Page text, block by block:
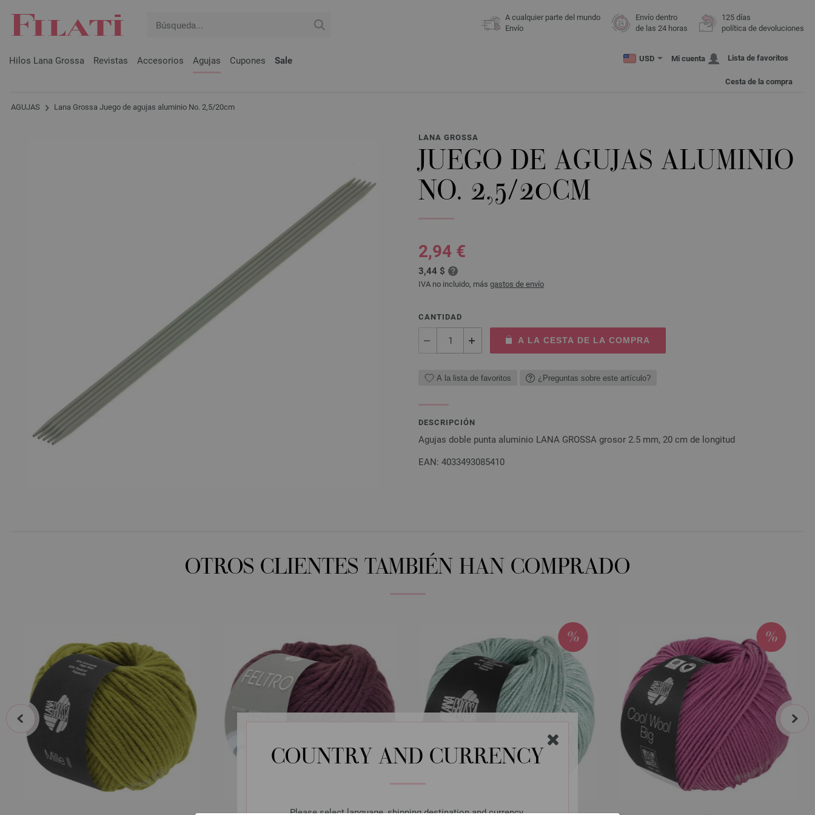
COUNTRY AND CURRENCY
Please select language, shipping destination and currency.
A cualquier parte del mundo
Envío
Envío dentro
de las 24 horas
125 días
política de devoluciones
Hilos Lana Grossa Revistas Accesorios Agujas Cupones Sale USD Mi cuenta Lista de favoritos
Cesta de la compra
AGUJAS Lana Grossa Juego de agujas aluminio No. 2,5/20cm
LANA GROSSA
JUEGO DE AGUJAS ALUMINIO
NO. 2,5/20CM
2,94 €
3,44 $
IVA no incluido, más gastos de envío
CANTIDAD
A LA CESTA DE LA COMPRA
A la lista de favoritos ¿Preguntas sobre este artículo?
DESCRIPCIÓN
Agujas doble punta aluminio LANA GROSSA grosor 2.5 mm, 20 cm de longitud
EAN: 4033493085410
OTROS CLIENTES TAMBIÉN HAN COMPRADO
prev next